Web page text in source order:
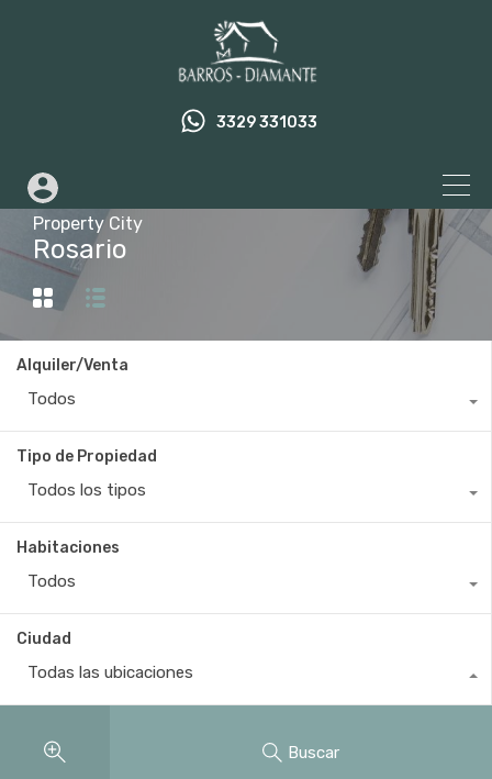
3329 331033
Property City
Rosario
Alquiler/Venta
Todos
Tipo de Propiedad
Todos los tipos
Habitaciones
Todos
Ciudad
Todas las ubicaciones
Buscar